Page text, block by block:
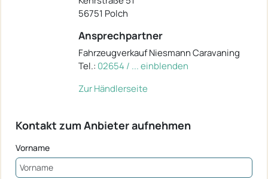
56751 Polch
Ansprechpartner
Fahrzeugverkauf Niesmann Caravaning
Tel.: 02654 / ... einblenden
Zur Händlerseite
Kontakt zum Anbieter aufnehmen
Vorname